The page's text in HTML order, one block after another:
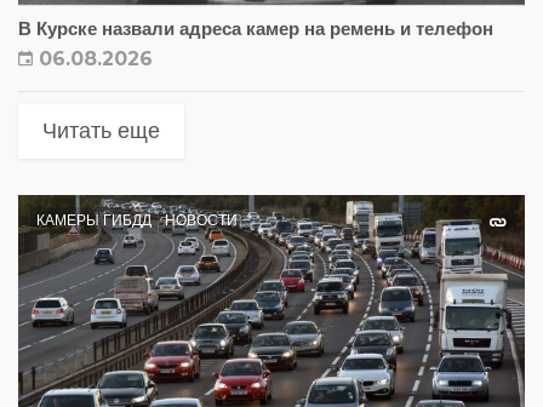
В Курске назвали адреса камер на ремень и телефон
06.08.2026
Читать еще
КАМЕРЫ ГИБДД НОВОСТИ